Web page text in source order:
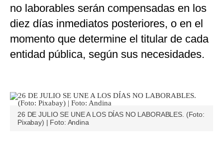
no laborables serán compensadas en los
diez días inmediatos posteriores, o en el
momento que determine el titular de cada
entidad pública, según sus necesidades.
26 DE JULIO SE UNE A LOS DÍAS NO LABORABLES. (Foto:
Pixabay) | Foto: Andina